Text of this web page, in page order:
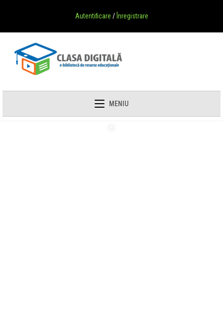
Autentificare / Înregistrare
MENIU